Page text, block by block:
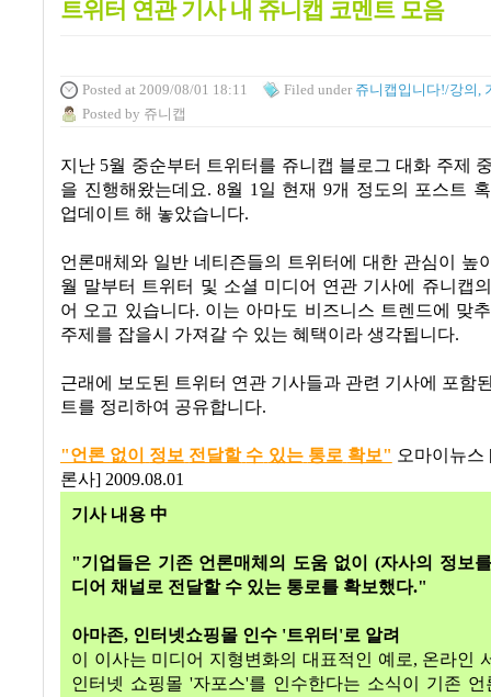
트위터 연관 기사 내 쥬니캡 코멘트 모음
Posted at 2009/08/01 18:11 Filed under 쥬니캡입니다!/강의,
Posted by 쥬니캡
지난 5월 중순부터 트위터를 쥬니캡 블로그 대화 주제
을 진행해왔는데요. 8월 1일 현재 9개 정도의 포스트
업데이트 해 놓았습니다.
언론매체와 일반 네티즌들의 트위터에 대한 관심이 높
월 말부터 트위터 및 소셜 미디어 연관 기사에 쥬니캡
어 오고 있습니다. 이는 아마도 비즈니스 트렌드에 맞
주제를 잡을시 가져갈 수 있는 혜택이라 생각됩니다.
근래에 보도된 트위터 연관 기사들과 관련 기사에 포함
트를 정리하여 공유합니다.
"언론 없이 정보 전달할 수 있는 통로 확보" 오마이뉴스
론사] 2009.08.01
기사 내용 中
"기업들은 기존 언론매체의 도움 없이 (자사의 정보를
디어 채널로 전달할 수 있는 통로를 확보했다."
아마존, 인터넷쇼핑몰 인수 '트위터 '로 알려
이 이사는 미디어 지형변화의 대표적인 예로, 온라인
인터넷 쇼핑몰 '자포스'를 인수한다는 소식이 기존 언